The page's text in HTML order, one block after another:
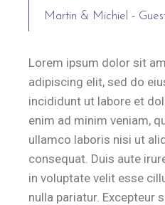
Martin & Michiel -
Lorem ipsum dolor sit
adipiscing elit, sed do
incididunt ut labore et
enim ad minim veniam,
ullamco laboris nisi ut
consequat. Duis aute
in voluptate velit esse
nulla pariatur. Excepteur